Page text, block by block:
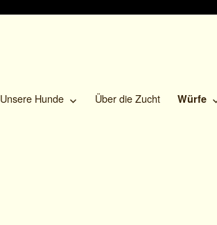
Unsere Hunde Über die Zucht Würfe